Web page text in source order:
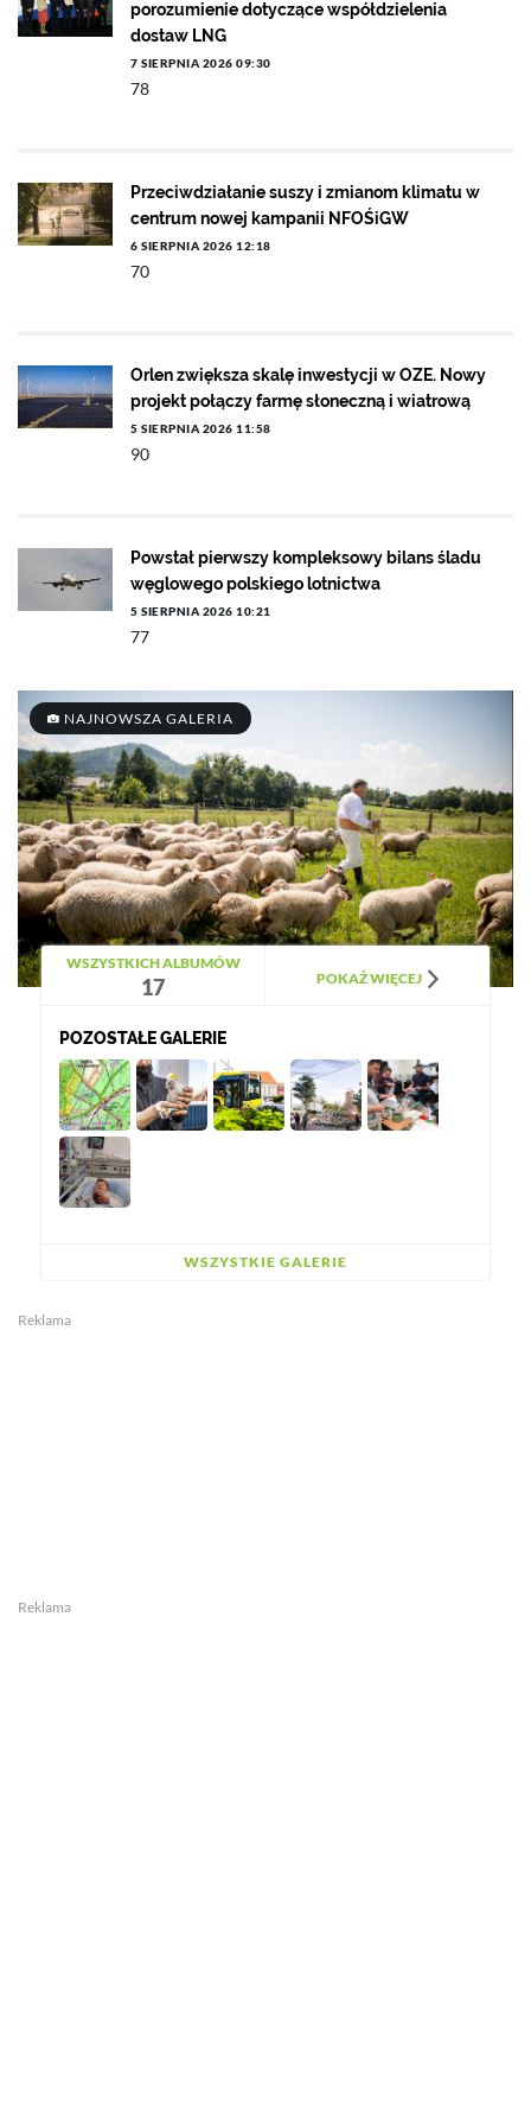
porozumienie dotyczące współdzielenia
dostaw LNG
7 SIERPNIA 2026 09:30
78
Przeciwdziałanie suszy i zmianom klimatu w
centrum nowej kampanii NFOŚiGW
6 SIERPNIA 2026 12:18
70
Orlen zwiększa skalę inwestycji w OZE. Nowy
projekt połączy farmę słoneczną i wiatrową
5 SIERPNIA 2026 11:58
90
Powstał pierwszy kompleksowy bilans śladu
węglowego polskiego lotnictwa
5 SIERPNIA 2026 10:21
77
NAJNOWSZA GALERIA
WSZYSTKICH ALBUMÓW
17 POKAŻ WIĘCEJ
POZOSTAŁE GALERIE
WSZYSTKIE GALERIE
Reklama
Reklama